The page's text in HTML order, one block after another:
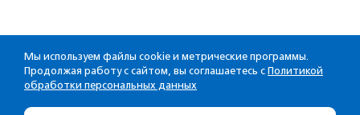
Мы используем файлы cookie и метрические программы.
Продолжая работу с сайтом, вы соглашаетесь с Политикой
обработки персональных данных